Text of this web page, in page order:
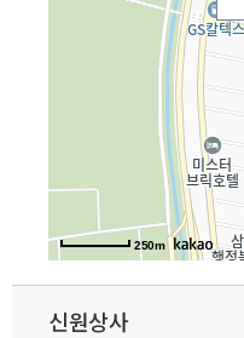
250m
신원상사